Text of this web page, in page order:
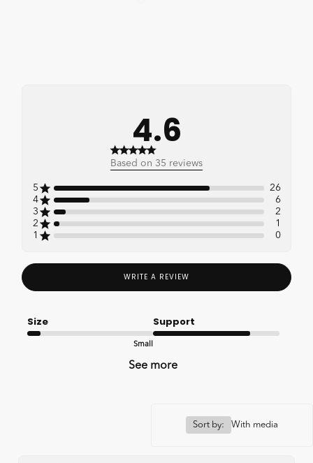
4.6
4.6 out of 5 stars 35 total
Based on 35 reviews
5
26
4
6
3
2
2
1
1
0
WRITE A REVIEW
Size
Small
Support
See more
Sort by: With media